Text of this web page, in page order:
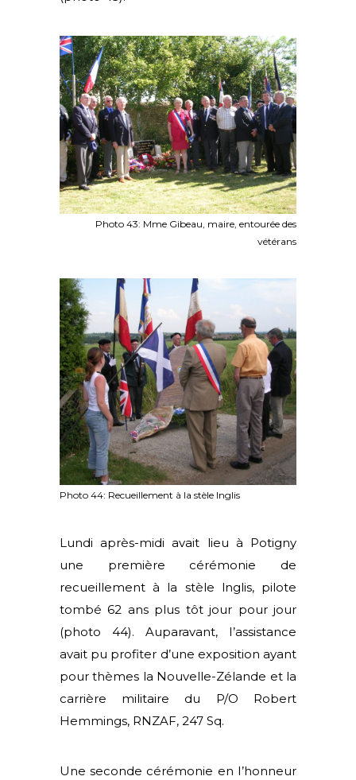
Photo 43: Mme Gibeau, maire, entourée des
vétérans
Photo 44: Recueillement à la stèle lnglis
Lundi après-midi avait lieu à Potigny
une première cérémonie de
recueillement à la stèle lnglis, pilote
tombé 62 ans plus tôt jour pour jour
(photo 44). Auparavant, I’assistance
avait pu profiter d’une exposition ayant
pour thèmes la Nouvelle-Zélande et la
carrière militaire du P/O Robert
Hemmings, RNZAF, 247 Sq.
Une seconde cérémonie en I’honneur